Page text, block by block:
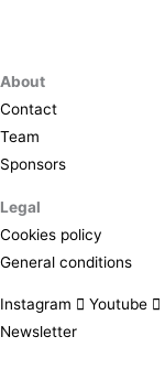
About
Contact
Team
Sponsors
Legal
Cookies policy
General conditions
Instagram Youtube
Newsletter